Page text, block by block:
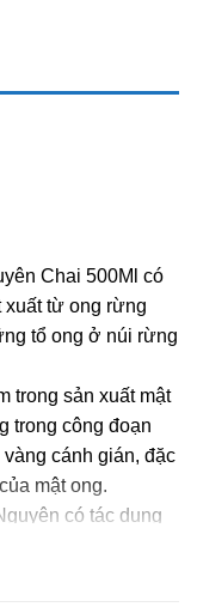
Chai 500Ml có
từ ong rừng
tổ ong ở núi rừng
trong sản xuất mật
trong công đoạn
cánh gián, đặc
mật ong.
có tác dụng
giúp tăng cường